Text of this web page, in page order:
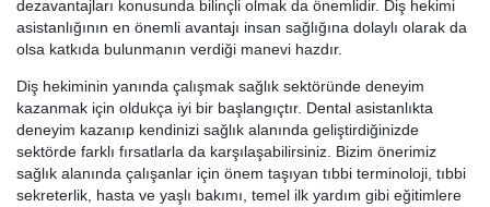
dezavantajları konusunda bilinçli olmak da önemlidir. Diş hekimi
asistanlığının en önemli avantajı insan sağlığına dolaylı olarak da
olsa katkıda bulunmanın verdiği manevi hazdır.
Diş hekiminin yanında çalışmak sağlık sektöründe deneyim
kazanmak için oldukça iyi bir başlangıçtır. Dental asistanlıkta
deneyim kazanıp kendinizi sağlık alanında geliştirdiğinizde
sektörde farklı fırsatlarla da karşılaşabilirsiniz. Bizim önerimiz
sağlık alanında çalışanlar için önem taşıyan tıbbi terminoloji, tıbbi
sekreterlik, hasta ve yaşlı bakımı, temel ilk yardım gibi eğitimlere